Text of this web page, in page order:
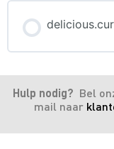
0% COMPLETE 0/0
CURSUS PROGRESS
0% COMPLETE
Hulp nodig?
Bel
mail naar